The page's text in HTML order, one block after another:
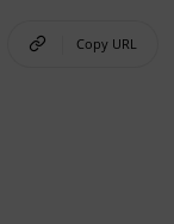
Copy URL